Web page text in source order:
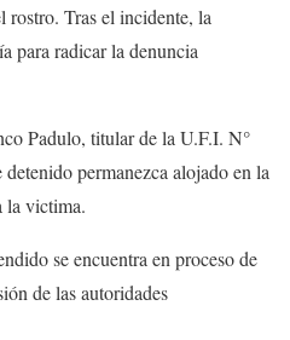
Tras el incidente, la
para radicar la denuncia
Padulo, titular de la U.F.I. N°
permanezca alojado en la
la victima.
se encuentra en proceso de
de las autoridades